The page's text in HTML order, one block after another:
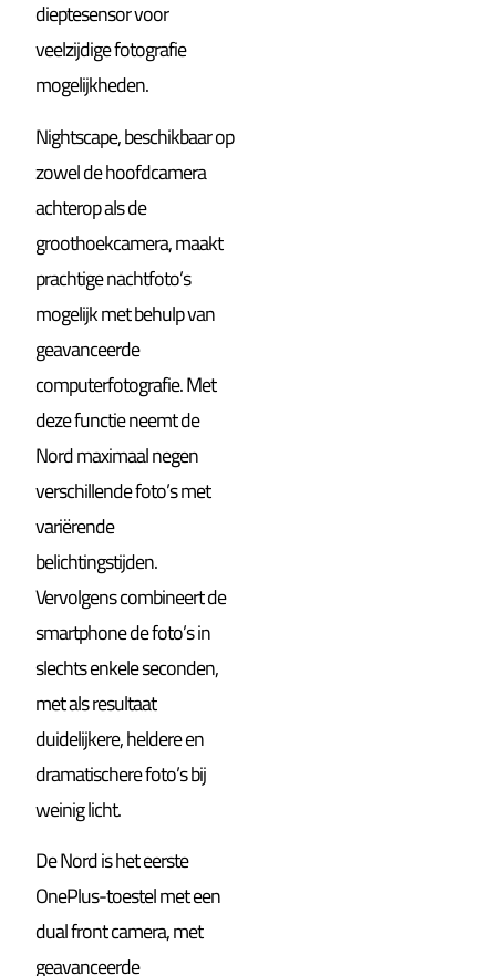
dieptesensor voor
veelzijdige fotografie
mogelijkheden.
Nightscape, beschikbaar op
zowel de hoofdcamera
achterop als de
groothoekcamera, maakt
prachtige nachtfoto’s
mogelijk met behulp van
geavanceerde
computerfotografie. Met
deze functie neemt de
Nord maximaal negen
verschillende foto’s met
variërende
belichtingstijden.
Vervolgens combineert de
smartphone de foto’s in
slechts enkele seconden,
met als resultaat
duidelijkere, heldere en
dramatischere foto’s bij
weinig licht.
De Nord is het eerste
OnePlus-toestel met een
dual front camera, met
geavanceerde